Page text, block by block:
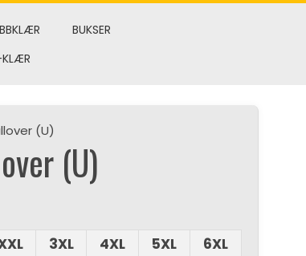
BUKSER
KLÆR
(U)
(U)
3XL 4XL 5XL 6XL